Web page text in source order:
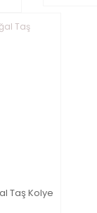
Taş Kolye